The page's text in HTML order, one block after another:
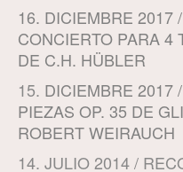
16. DICIEMBRE 2017
CONCIERTO PARA 4
DE C.H. HÜBLER
15. DICIEMBRE 2017
PIEZAS OP. 35 DE
ROBERT WEIRAUCH
14. JULIO 2014 /